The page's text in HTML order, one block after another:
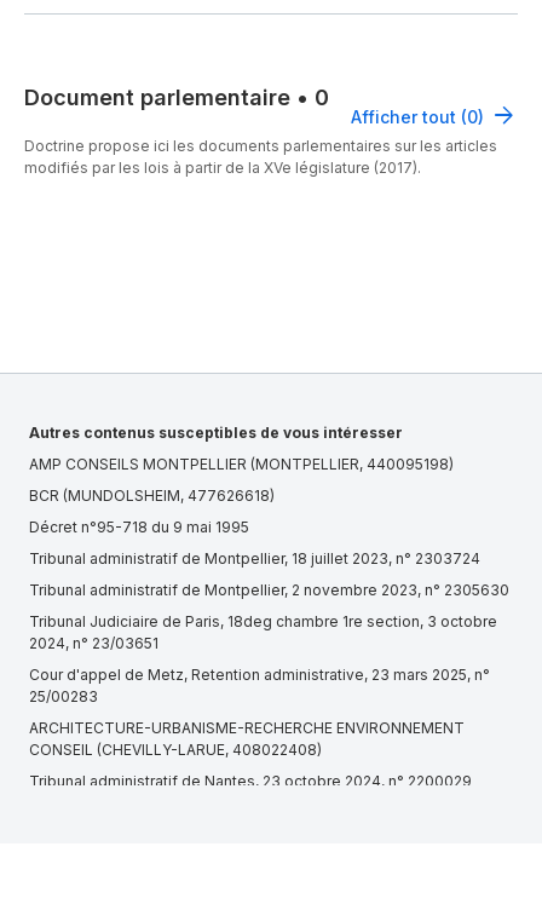
Document parlementaire • 0
Afficher tout (0)
Doctrine propose ici les documents parlementaires sur les articles
modifiés par les lois à partir de la XVe législature (2017).
Autres contenus susceptibles de vous intéresser
AMP CONSEILS MONTPELLIER (MONTPELLIER, 440095198)
BCR (MUNDOLSHEIM, 477626618)
Décret n°95-718 du 9 mai 1995
Tribunal administratif de Montpellier, 18 juillet 2023, n° 2303724
Tribunal administratif de Montpellier, 2 novembre 2023, n° 2305630
Tribunal Judiciaire de Paris, 18deg chambre 1re section, 3 octobre
2024, n° 23/03651
Cour d'appel de Metz, Retention administrative, 23 mars 2025, n°
25/00283
ARCHITECTURE-URBANISME-RECHERCHE ENVIRONNEMENT
CONSEIL (CHEVILLY-LARUE, 408022408)
Tribunal administratif de Nantes, 23 octobre 2024, n° 2200029